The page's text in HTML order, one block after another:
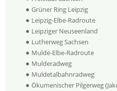
Grüner Ring Leipzig
Leipzig-Elbe-Radroute
Leipziger Neuseenland
Lutherweg Sachsen
Mulde-Elbe-Radroute
Mulderadweg
Muldetalbahnradweg
Ökumenischer Pilgerweg